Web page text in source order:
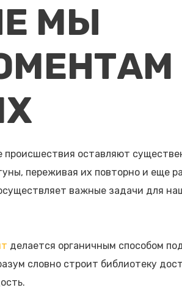
МЫ
оставляют
переживая их повторно и еще
важные задачи для
делается органичным способом
словно строит библиотеку